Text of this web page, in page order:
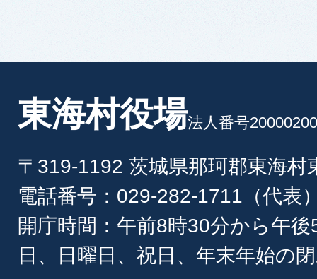
東海村役場法人番号
〒319-1192 茨城県那珂郡東海村
電話番号：029-282-1711（代表
開庁時間：午前8時30分から午
日、日曜日、祝日、年末年始の